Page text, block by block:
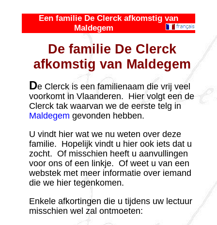
Een familie De Clerck afkomstig van
Maldegem
De familie De Clerck
afkomstig van Maldegem
De Clerck is een familienaam die vrij veel
voorkomt in Vlaanderen. Hier volgt een de
Clerck tak waarvan we de eerste telg in
Maldegem gevonden hebben.
U vindt hier wat we nu weten over deze
familie. Hopelijk vindt u hier ook iets dat u
zocht. Of misschien heeft u aanvul­lingen
voor ons of een linkje. Of weet u van een
webstek met meer informatie over iemand
die we hier tegenkomen.
Enkele afkor­tingen die u tijdens uw lectuur
misschien wel zal ontmoeten: